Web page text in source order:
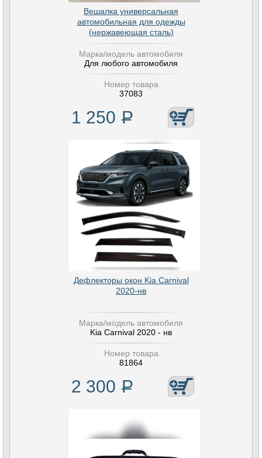
Вешалка универсальная
автомобильная для одежды
(нержавеющая сталь)
Марка/модель автомобиля
Для любого автомобиля
Номер товара
37083
1 250 Р
Дефлекторы окон Kia Carnival
2020-нв
Марка/модель автомобиля
Kia Carnival 2020 - нв
Номер товара
81864
2 300 Р